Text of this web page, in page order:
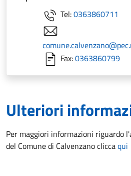
Tel:0363860711
Fax:0363860799
Ulteriori
Per maggiori informazioni riguardo
del Comune di Calvenzano cliccaqui